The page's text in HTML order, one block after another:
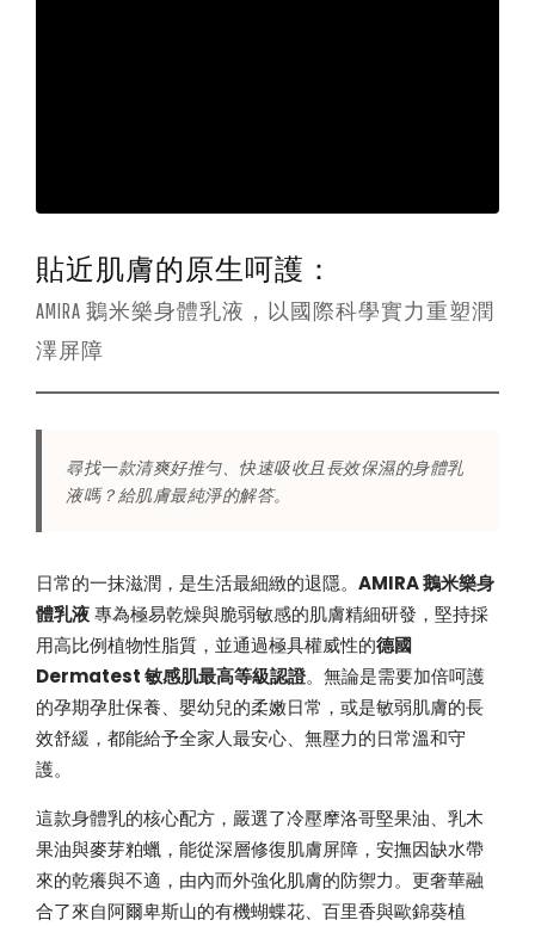
肌貼近肌膚的原生呵護：
AMIRA 鵝米樂身體乳液，以國際科學實力重塑潤
澤屏障
尋找一款清爽好推勻、快速吸收且長效保濕的身體乳
液嗎？給肌膚最純淨的解答。
日常的一抹滋潤，是生活最細緻的退隱。 AMIRA 鵝米樂身
體乳液專為極易乾燥與脆弱敏感的肌膚精細研發，堅持採
用高比例植物性脂質，並通過極具權威性的德國
Dermatest 敏感肌最高等級認證。無論是需要加倍呵護
的孕期孕肚保養、嬰幼兒的柔嫩日常，或是敏弱肌膚的長
效舒緩，都能給予全家人最安心、無壓力的日常溫和守
護。
這款身體乳的核心配方，嚴選了冷壓摩洛哥堅果油、乳木
果油與麥芽粕蠟，能從深層修復肌膚屏障，安撫因缺水帶
來的乾癢與不適，由內而外強化肌膚的防禦力。更奢華融
合了來自阿爾卑斯山的有機蝴蝶花、百里香與歐錦葵植